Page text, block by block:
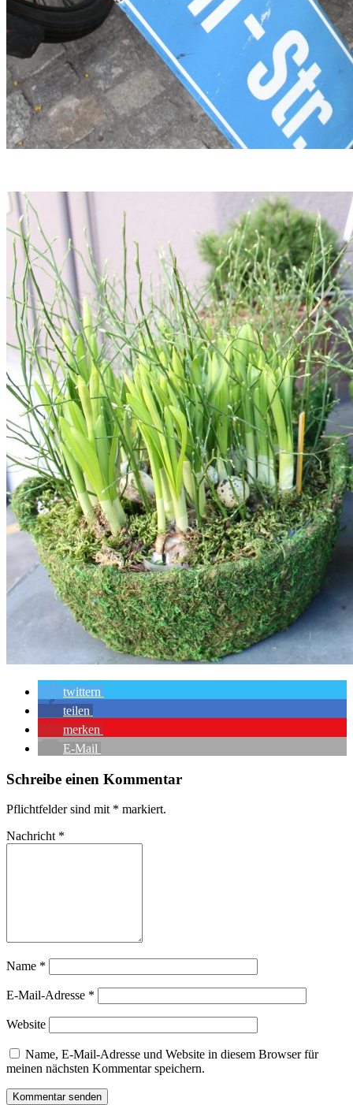
twittern
teilen
merken
E-Mail
Schreibe einen Kommentar
Pflichtfelder sind mit * markiert.
Nachricht *
Name *
E-Mail-Adresse *
Website
Name, E-Mail-Adresse und Website in diesem Browser für
meinen nächsten Kommentar speichern.